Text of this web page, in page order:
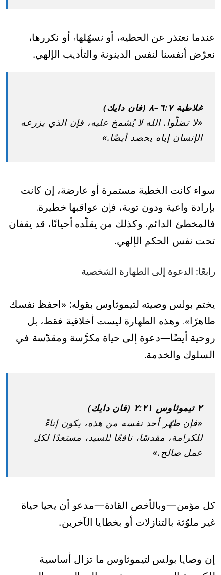
عندما نعتذر عن الخطية، أو نسهّلها، أو نكررها،
نعرّض أنفسنا لنفس الدينونة والتأديب الإلهي.
غلاطية ٦:٧–٨ (فان دايك)
«لا تضلّوا. الله لا يُشمخ عليه، فإن الذي يزرعه
الإنسان إياه يحصد أيضًا.»
سواء كانت الخطية مستمرة أو عارضة، إن كانت
بإرادة واعية ودون توبة، فإن عواقبها خطيرة.
فالمخطئ الدائم، وكذلك من يقلّده أحيانًا، قد يقفان
تحت نفس الحكم الإلهي.
رابعًا: الدعوة إلى الطهارة الشخصية
يختم بولس وصيته لتيموثاوس بقوله: «احفظ نفسك
طاهرًا». وهذه الطهارة ليست أخلاقية فقط، بل
روحية أيضًا—دعوة إلى حياة مكرَّسة ومقدّسة في
السلوك والخدمة.
٢ تيموثاوس ٢:٢١ (فان دايك)
«فإن طهّر أحد نفسه من هذه، يكون إناءً
للكرامة، مقدسًا، نافعًا للسيد، مستعدًا لكل
عمل صالح.»
كل مؤمن—وبالأخص القادة—مدعو أن يحيا حياة
غير ملوّثة بالتنازلات أو بخطايا الآخرين.
إن وصايا بولس لتيموثاوس ما تزال أساسية